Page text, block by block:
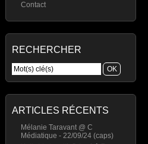
Contact
RECHERCHER
ARTICLES RÉCENTS
Mélanie Taravant @ C
Médiatique - 22/09/24 (caps)